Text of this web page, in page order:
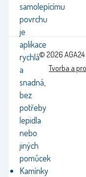
samolepícímu
povrchu
je
aplikace
rychlá
a
snadná,
bez
potřeby
lepidla
nebo
jiných
pomůcek
Kamínky
© 2026 AGA24
Tvorba a